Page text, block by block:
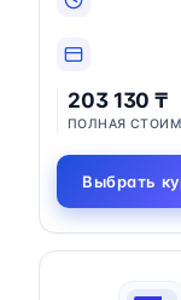
203 130 ₸
ПОЛНАЯ
Выбрать